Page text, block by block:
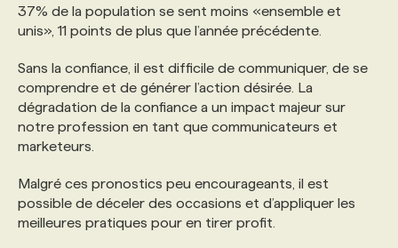
37% de la population se sent moins «ensemble et
unis», 11 points de plus que l’année précédente.
Sans la confiance, il est difficile de communiquer, de se
comprendre et de générer l’action désirée. La
dégradation de la confiance a un impact majeur sur
notre profession en tant que communicateurs et
marketeurs.
Malgré ces pronostics peu encourageants, il est
possible de déceler des occasions et d’appliquer les
meilleures pratiques pour en tirer profit.